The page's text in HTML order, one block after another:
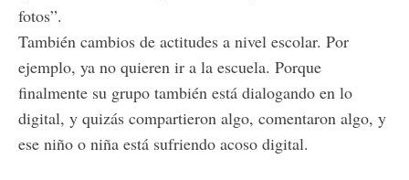
fotos”.
También cambios de actitudes a nivel escolar. Por
ejemplo, ya no quieren ir a la escuela. Porque
finalmente su grupo también está dialogando en lo
digital, y quizás compartieron algo, comentaron algo, y
ese niño o niña está sufriendo acoso digital.